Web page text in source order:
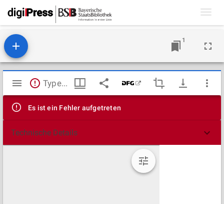
1
Mirador
Viewer
TypeError: Failed to fetch
Es ist ein Fehler aufgetreten
Technische Details